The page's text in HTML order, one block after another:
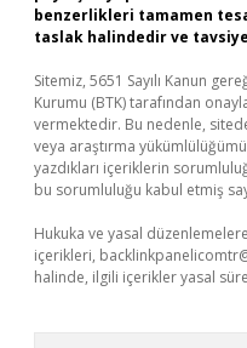
benzerlikleri tamamen
taslak halindedir ve
Sitemiz, 5651 Sayılı Kanun
Kurumu (BTK) tarafından
vermektedir. Bu nedenle,
veya araştırma
yazdıkları içeriklerin
bu sorumluluğu kabul etmiş
Hukuka ve yasal
içerikleri,
halinde, ilgili içerikler yasal